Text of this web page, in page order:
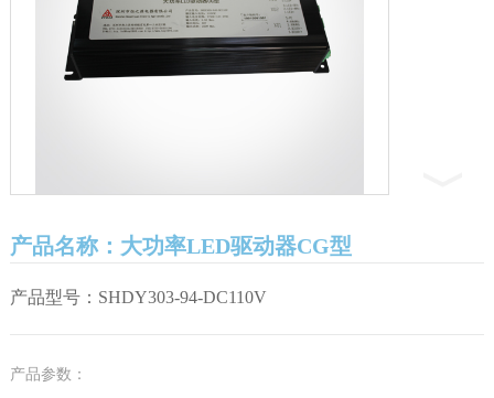
产品名称：大功率LED驱动器CG型
产品型号：SHDY303-94-DC110V
产品参数：